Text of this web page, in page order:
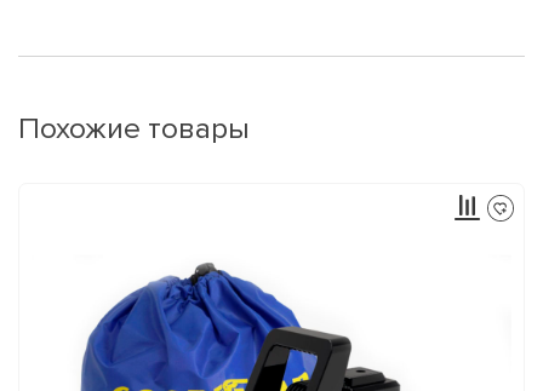
Похожие товары